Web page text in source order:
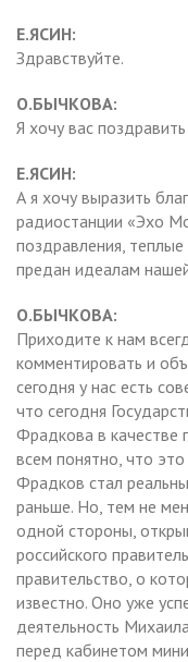
Е.ЯСИН:
Здравствуйте.
О.БЫЧКОВА:
Я хочу вас
Е.ЯСИН:
А я хочу выразить
радиостанции «Эхо
поздравления,
предан идеалам
О.БЫЧКОВА:
Приходите к нам
комментировать и
сегодня у нас есть
что сегодня
Фрадкова в качестве
всем понятно, что
Фрадков стал
раньше. Но, тем не
одной стороны,
российского
правительство, о
известно. Оно уже
деятельность
перед кабинетом